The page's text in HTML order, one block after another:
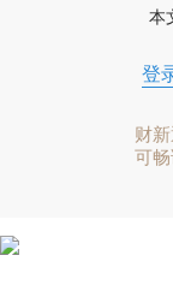
本
登
财
可